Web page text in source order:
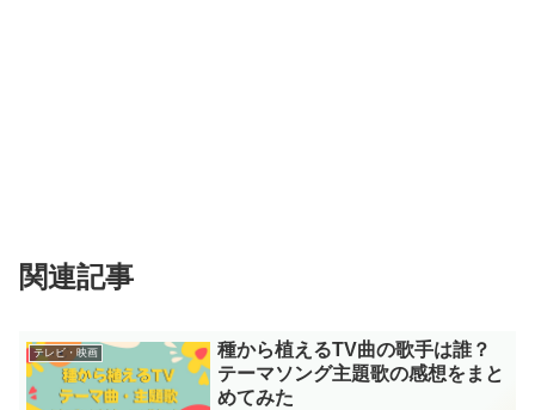
関連記事
テレビ・映画
種から植えるTV曲の歌手は誰？
テーマソング主題歌の感想をまと
めてみた